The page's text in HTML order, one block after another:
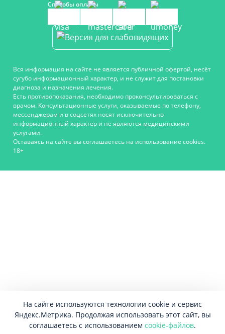
Способы оплаты
Вся информация на сайте не является публичной офертой, несёт
сугубо информационный характер, и не служит для постановки
диагноза и назначения лечения.
Есть противопоказания, необходимо проконсультироваться с
врачом. Консультационные услуги, оказываемые по телефону,
мессенджерам и в соцсетях носят исключительно
информационный характер и не являются медицинскими
услугами.
Оставаясь на сайте вы соглашаетесь на использование cookies.
18+
На сайте используются технологии cookie и сервис
Яндекс.Метрика. Продолжая использовать этот сайт, вы
соглашаетесь с использованием cookie-файлов.